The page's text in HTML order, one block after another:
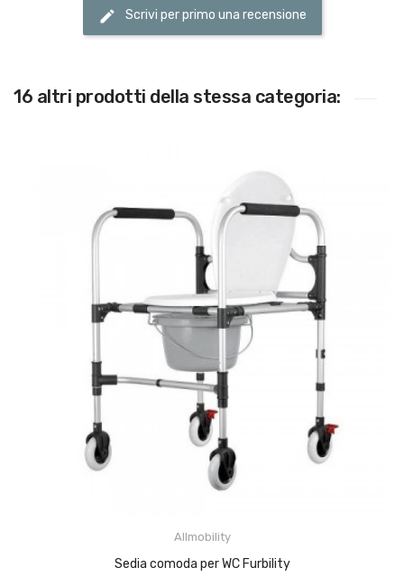
Scrivi per primo una recensione
16 altri prodotti della stessa categoria:
Allmobility
Sedia comoda per WC Furbility